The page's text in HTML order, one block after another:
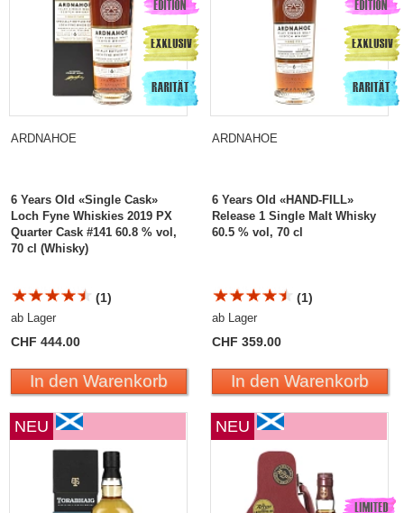
ARDNAHOE
6 Years Old «Single Cask»
Loch Fyne Whiskies 2019 PX
Quarter Cask #141 60.8 % vol,
70 cl (Whisky)
(1)
ab Lager
CHF 444.00
In den Warenkorb
ARDNAHOE
6 Years Old «HAND-FILL»
Release 1 Single Malt Whisky
60.5 % vol, 70 cl
(1)
ab Lager
CHF 359.00
In den Warenkorb
NEU NEU